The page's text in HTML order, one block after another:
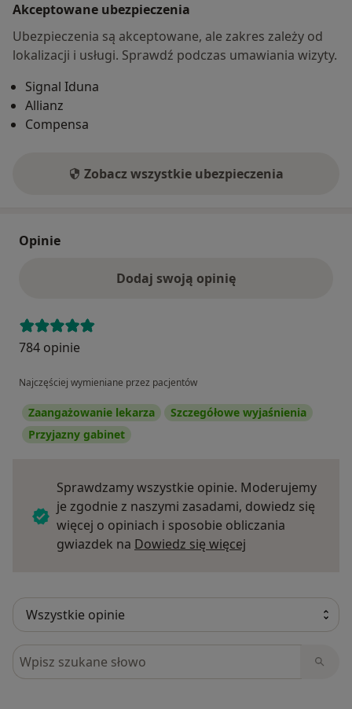
Akceptowane ubezpieczenia
Ubezpieczenia są akceptowane, ale zakres zależy od
lokalizacji i usługi. Sprawdź podczas umawiania wizyty.
Signal Iduna
Allianz
Compensa
Zobacz wszystkie ubezpieczenia
Opinie
Dodaj swoją opinię
784 opinie
Najczęściej wymieniane przez pacjentów
Zaangażowanie lekarza
Szczegółowe wyjaśnienia
Przyjazny gabinet
Sprawdzamy wszystkie opinie. Moderujemy
je zgodnie z naszymi zasadami, dowiedz się
więcej o opiniach i sposobie obliczania
gwiazdek na Dowiedz się więcej
Szukaj w opiniach